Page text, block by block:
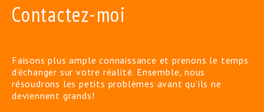
Contactez-moi
Faisons plus ample connaissance et prenons le temps
d’échanger sur votre réalité. Ensemble, nous
résoudrons les petits problèmes avant qu’ils ne
deviennent grands!